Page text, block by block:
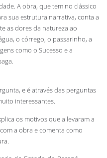
A obra, que tem no clássico
sua estrutura narrativa, conta a
as dores da natureza ao
o córrego, o passarinho, a
como o Sucesso e a
e é através das perguntas
interessantes.
os motivos que a levaram a
a obra e comenta como